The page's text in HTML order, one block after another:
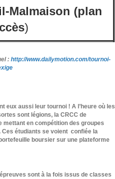
Malmaison (plan
)
: http://www.dailymotion.com/tournoi-
eux aussi leur tournoi ! A l’heure où les
sont légions, la CRCC de
mettant en compétition des groupes
Ces étudiants se voient confiée la
boursier sur une plateforme
sont à la fois issus de classes